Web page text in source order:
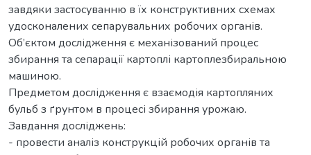
завдяки застосуванню в їх конструктивних схемах
удосконалених сепарувальних робочих органів.
Об’єктом дослідження є механізований процес
збирання та сепарації картоплі картоплезбиральною
машиною.
Предметом дослідження є взаємодія картопляних
бульб з ґрунтом в процесі збирання урожаю.
Завдання досліджень:
- провести аналіз конструкцій робочих органів та